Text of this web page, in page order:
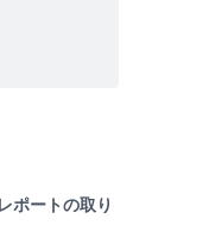
ポートの取り